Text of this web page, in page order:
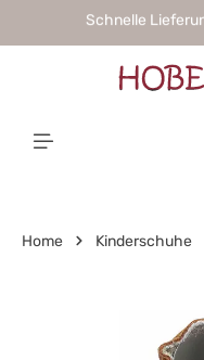
springenSchnelle
Home Kinderschuhe
Bildergalerie